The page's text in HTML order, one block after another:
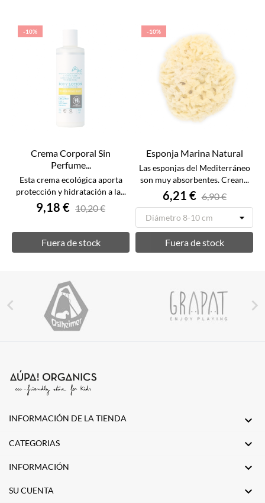
-10%
Crema Corporal Sin
Perfume...
Esta crema ecológica aporta
protección y hidratación a la...
9,18 € 10,20 €
Fuera de stock
-10%
Esponja Marina Natural
Las esponjas del Mediterráneo
son muy absorbentes. Crean...
6,21 € 6,90 €
Fuera de stock
 
INFORMACIÓN DE LA TIENDA 
CATEGORIAS 
INFORMACIÓN 
SU CUENTA 